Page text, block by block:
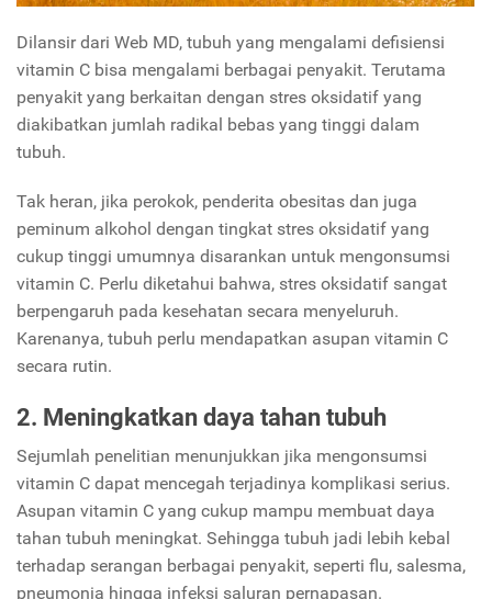
Dilansir dari Web MD, tubuh yang mengalami defisiensi
vitamin C bisa mengalami berbagai penyakit. Terutama
penyakit yang berkaitan dengan stres oksidatif yang
diakibatkan jumlah radikal bebas yang tinggi dalam
tubuh.
Tak heran, jika perokok, penderita obesitas dan juga
peminum alkohol dengan tingkat stres oksidatif yang
cukup tinggi umumnya disarankan untuk mengonsumsi
vitamin C. Perlu diketahui bahwa, stres oksidatif sangat
berpengaruh pada kesehatan secara menyeluruh.
Karenanya, tubuh perlu mendapatkan asupan vitamin C
secara rutin.
2. Meningkatkan daya tahan tubuh
Sejumlah penelitian menunjukkan jika mengonsumsi
vitamin C dapat mencegah terjadinya komplikasi serius.
Asupan vitamin C yang cukup mampu membuat daya
tahan tubuh meningkat. Sehingga tubuh jadi lebih kebal
terhadap serangan berbagai penyakit, seperti flu, salesma,
pneumonia hingga infeksi saluran pernapasan.